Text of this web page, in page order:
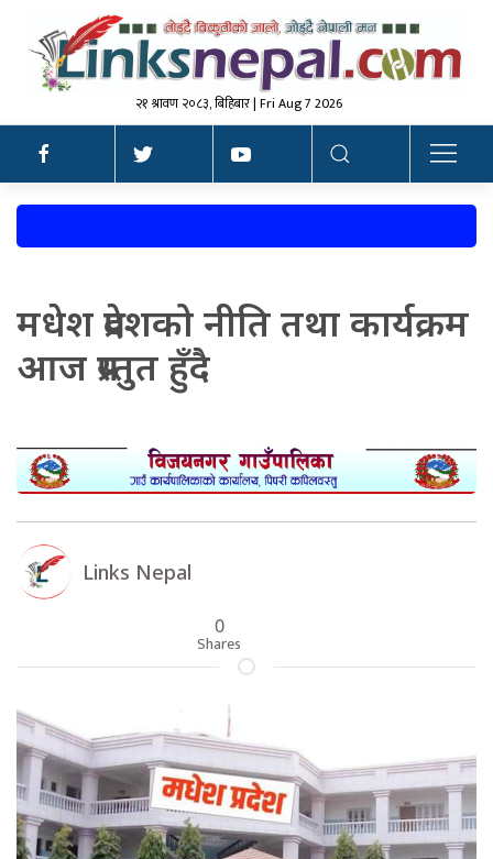
२१ श्रावण २०८३, बिहिबार | Fri Aug 7 2026
मधेश प्रदेशको नीति तथा कार्यक्रम
आज प्रस्तुत हुँदै
Links Nepal
0
Shares